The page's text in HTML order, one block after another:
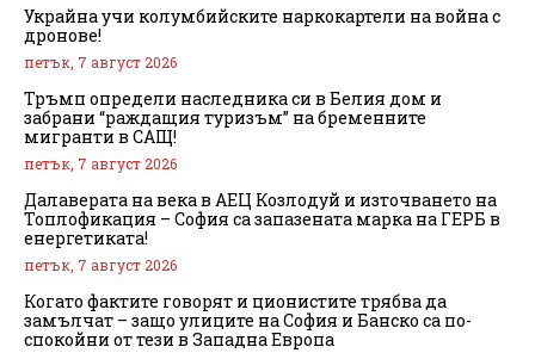
Украйна учи колумбийските наркокартели на война с
дронове!
петък, 7 август 2026
Тръмп определи наследника си в Белия дом и
забрани “раждащия туризъм” на бременните
мигранти в САЩ!
петък, 7 август 2026
Далаверата на века в АЕЦ Козлодуй и източването на
Топлофикация – София са запазената марка на ГЕРБ в
енергетиката!
петък, 7 август 2026
Когато фактите говорят и ционистите трябва да
замълчат – защо улиците на София и Банско са по-
спокойни от тези в Западна Европа